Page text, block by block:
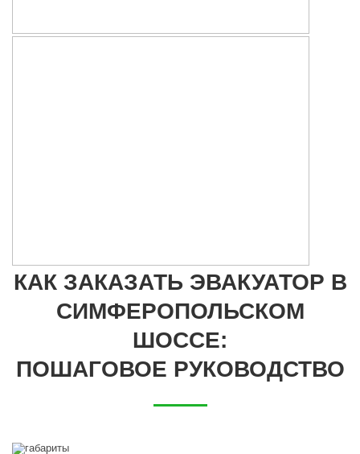
КАК ЗАКАЗАТЬ ЭВАКУАТОР В
СИМФЕРОПОЛЬСКОМ
ШОССЕ:
ПОШАГОВОЕ РУКОВОДСТВО